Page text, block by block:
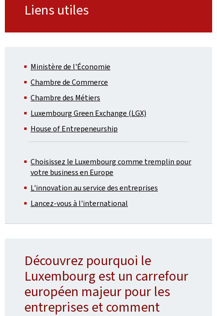
Liens utiles
Ministère de l'Économie
Chambre de Commerce
Chambre des Métiers
Luxembourg Green Exchange (LGX)
House of Entrepeneurship
Choisissez le Luxembourg comme tremplin pour
votre business en Europe
L'innovation au service des entreprises
Lancez-vous à l'international
Découvrez pourquoi le
Luxembourg est un carrefour
européen majeur pour les
entreprises et comment